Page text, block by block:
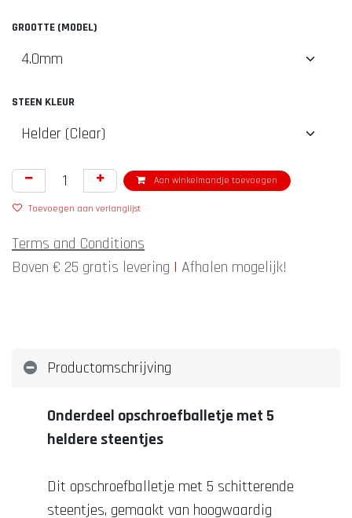
GROOTTE (MODEL)
STEEN KLEUR
Aan winkelmandje toevoegen
Toevoegen aan verlanglijst
Terms and Conditions
Boven € 25 gratis levering | Afhalen mogelijk!
Productomschrijving
Onderdeel opschroefballetje met 5
heldere steentjes
Dit opschroefballetje met 5 schitterende
steentjes, gemaakt van hoogwaardig